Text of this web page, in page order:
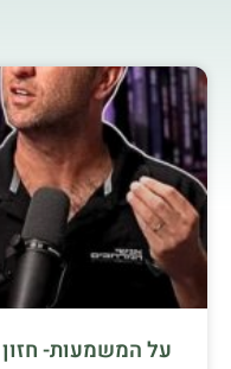
על המשמעות- חזון